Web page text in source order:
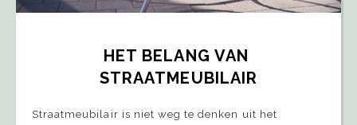
HET BELANG VAN
STRAATMEUBILAIR
Straatmeubilair is niet weg te denken uit het